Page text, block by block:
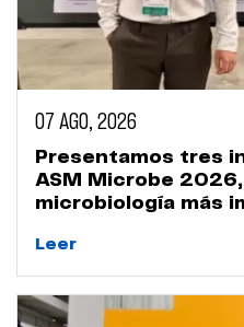
07 AGO, 2026
Presentamos tres
ASM Microbe
microbiología más
Leer